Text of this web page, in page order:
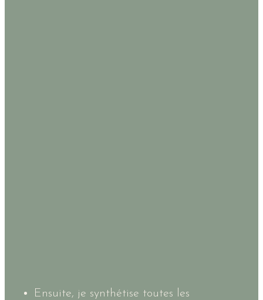
Ensuite, je synthétise toutes les